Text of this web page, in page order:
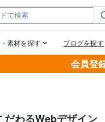
会員登
わるWebデザイン